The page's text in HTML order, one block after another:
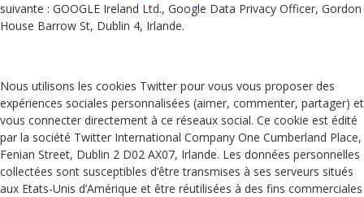
suivante : GOOGLE Ireland Ltd., Google Data Privacy Officer, Gordon
House Barrow St, Dublin 4, Irlande.
Nous utilisons les cookies Twitter pour vous vous proposer des
expériences sociales personnalisées (aimer, commenter, partager) et
vous connecter directement à ce réseaux social. Ce cookie est édité
par la société Twitter International Company One Cumberland Place,
Fenian Street, Dublin 2 D02 AX07, Irlande. Les données personnelles
collectées sont susceptibles d’être transmises à ses serveurs situés
aux Etats-Unis d’Amérique et être réutilisées à des fins commerciales